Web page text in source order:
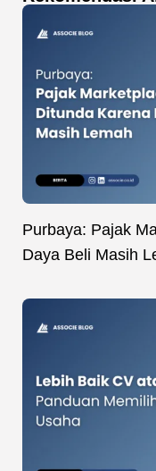
Purbaya: Pajak
Daya Beli Masih